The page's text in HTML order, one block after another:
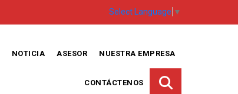
Select Language ▼
NOTICIA ASESOR NUESTRA EMPRESA
CONTÁCTENOS